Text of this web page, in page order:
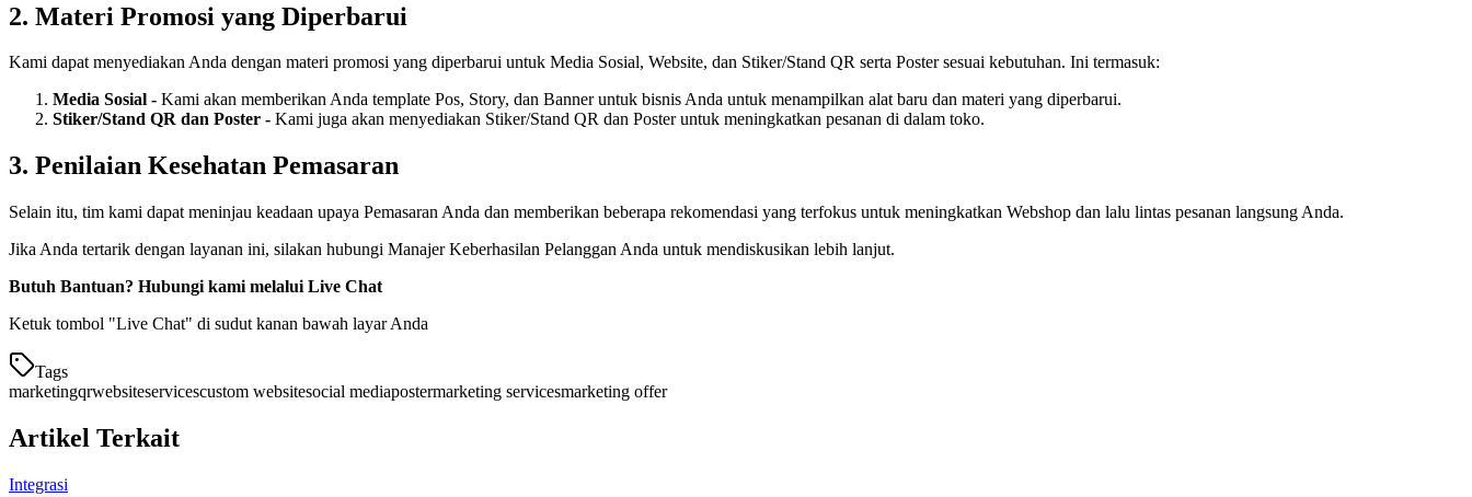
2. Materi Promosi yang Diperbarui
Kami dapat menyediakan Anda dengan materi promosi yang diperbarui untuk Media Sosial, Website, dan Stiker/Stand QR serta Poster sesuai kebutuhan. Ini termasuk:
Media Sosial - Kami akan memberikan Anda template Pos, Story, dan Banner untuk bisnis Anda untuk menampilkan alat baru dan materi yang diperbarui.
Stiker/Stand QR dan Poster - Kami juga akan menyediakan Stiker/Stand QR dan Poster untuk meningkatkan pesanan di dalam toko.
3. Penilaian Kesehatan Pemasaran
Selain itu, tim kami dapat meninjau keadaan upaya Pemasaran Anda dan memberikan beberapa rekomendasi yang terfokus untuk meningkatkan Webshop dan lalu lintas pesanan langsung Anda.
Jika Anda tertarik dengan layanan ini, silakan hubungi Manajer Keberhasilan Pelanggan Anda untuk mendiskusikan lebih lanjut.
Butuh Bantuan? Hubungi kami melalui Live Chat
Ketuk tombol "Live Chat" di sudut kanan bawah layar Anda
Tags
marketingqrwebsiteservicescustom websitesocial mediapostermarketing servicesmarketing offer
Artikel Terkait
Integrasi